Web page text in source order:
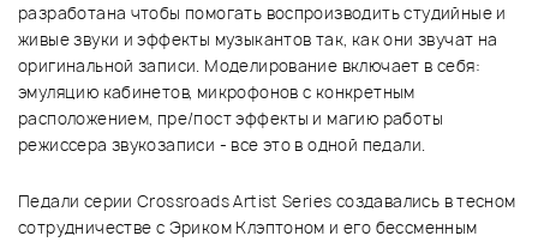
разработана чтобы помогать воспроизводить студийные и
живые звуки и эффекты музыкантов так, как они звучат на
оригинальной записи. Моделирование включает в себя:
эмуляцию кабинетов, микрофонов с конкретным
расположением, пре/пост эффекты и магию работы
режиссера звукозаписи - все это в одной педали.
Педали серии Crossroads Artist Series создавались в тесном
сотрудничестве с Эриком Клэптоном и его бессменным